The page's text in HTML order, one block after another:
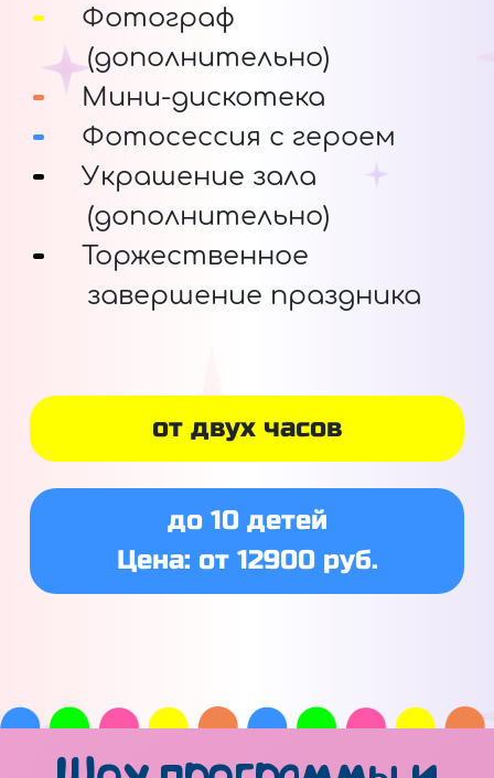
Фотограф
(дополнительно)
Мини-дискотека
Фотосессия с героем
Украшение зала
(дополнительно)
Торжественное
завершение праздника
от двух часов
до 10 детей
Цена: от 12900 руб.